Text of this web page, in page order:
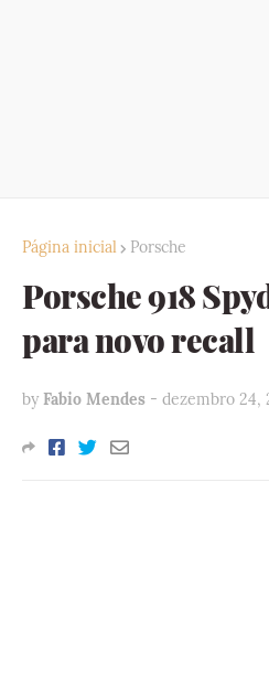
Página inicial Porsche
Porsche 918
para novo recall
by Fabio Mendes - dezembro 24,